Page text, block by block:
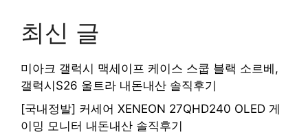
최신 글
미아크 갤럭시 맥세이프 케이스 스쿱 블랙 소르베,
갤럭시S26 울트라 내돈내산 솔직후기
[국내정발] 커세어 XENEON 27QHD240 OLED 게
이밍 모니터 내돈내산 솔직후기